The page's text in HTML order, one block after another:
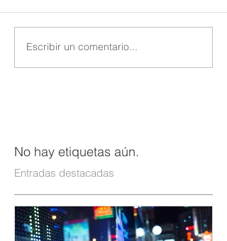
Escribir un comentario...
No hay etiquetas aún.
Entradas destacadas